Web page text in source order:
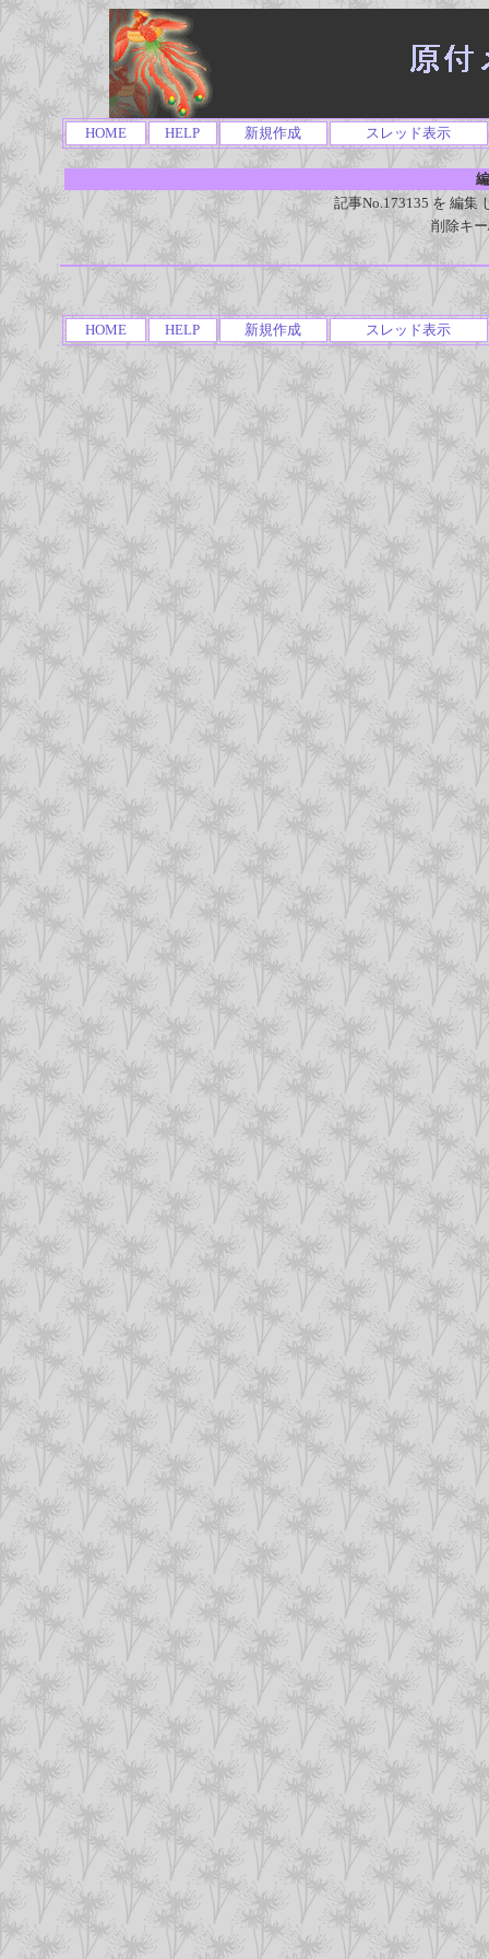
HOME HELP 新規作成 スレッド表示
記事No.173135 を 編集
削除キ
HOME HELP 新規作成 スレッド表示